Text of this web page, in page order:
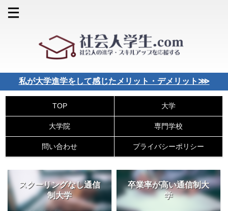
私が大学進学をして感じたメリット・デメリット⋙
TOP 大学
大学院 専門学校
問い合わせ プライバシーポリシー
スクーリングなし通信
制大学
卒業率が高い通信制大
学